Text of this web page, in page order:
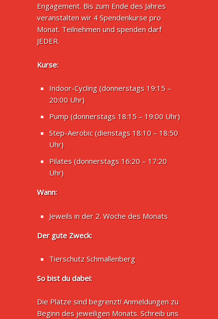
Engagement. Bis zum Ende des Jahres
veranstalten wir 4 Spendenkurse pro
Monat. Teilnehmen und spenden darf
JEDER.
Kurse:
Indoor-Cycling (donnerstags 19:15 –
20:00 Uhr)
Pump (donnerstags 18:15 – 19:00 Uhr)
Step-Aerobic (dienstags 18:10 – 18:50
Uhr)
Pilates (donnerstags 16:20 – 17:20
Uhr)
Wann:
Jeweils in der 2. Woche des Monats
Der gute Zweck:
Tierschutz Schmallenberg
So bist du dabei:
Die Plätze sind begrenzt! Anmeldungen zu
Beginn des jeweiligen Monats. Schreib uns